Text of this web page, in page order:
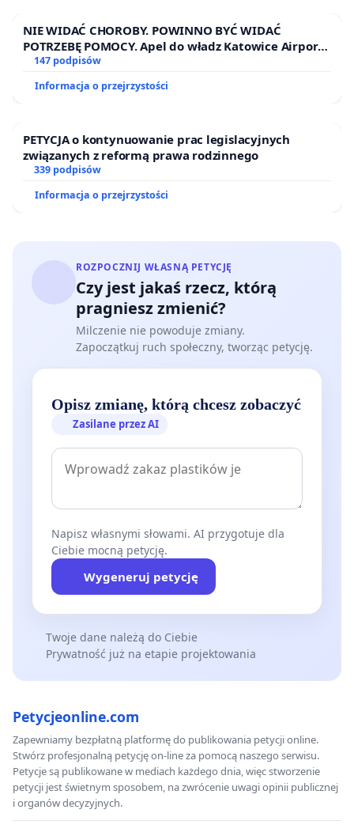
NIE WIDAĆ CHOROBY. POWINNO BYĆ WIDAĆ
POTRZEBĘ POMOCY. Apel do władz Katowice Airport
o przystąpienie do programu HIDDEN DISABILITIES
NIEPEŁNOSPRAWNOŚCI
147 podpisów
Informacja o przejrzystości
PETYCJA o kontynuowanie prac legislacyjnych
związanych z reformą prawa rodzinnego
339 podpisów
Informacja o przejrzystości
ROZPOCZNIJ WŁASNĄ PETYCJĘ
Czy jest jakaś rzecz, którą
pragniesz zmienić?
Milczenie nie powoduje zmiany.
Zapoczątkuj ruch społeczny, tworząc petycję.
Opisz zmianę, którą chcesz zobaczyć
Zasilane przez AI
Napisz własnymi słowami. AI przygotuje dla
Ciebie mocną petycję.
Wygeneruj petycję
Twoje dane należą do Ciebie
Prywatność już na etapie projektowania
Petycjeonline.com
Zapewniamy bezpłatną platformę do publikowania petycji online.
Stwórz profesjonalną petycję on-line za pomocą naszego serwisu.
Petycje są publikowane w mediach każdego dnia, więc stworzenie
petycji jest świetnym sposobem, na zwrócenie uwagi opinii publicznej
i organów decyzyjnych.